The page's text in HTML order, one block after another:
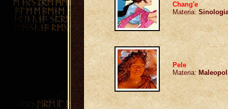
Chang'e
Materia:
Pele
Materia: